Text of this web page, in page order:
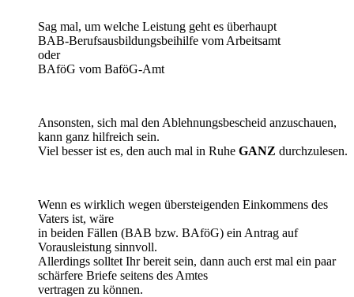
Sag mal, um welche Leistung geht es überhaupt
BAB-Berufsausbildungsbeihilfe vom Arbeitsamt
oder
BAföG vom BaföG-Amt
Ansonsten, sich mal den Ablehnungsbescheid anzuschauen,
kann ganz hilfreich sein.
Viel besser ist es, den auch mal in Ruhe GANZ durchzulesen.
Wenn es wirklich wegen übersteigenden Einkommens des
Vaters ist, wäre
in beiden Fällen (BAB bzw. BAföG) ein Antrag auf
Vorausleistung sinnvoll.
Allerdings solltet Ihr bereit sein, dann auch erst mal ein paar
schärfere Briefe seitens des Amtes
vertragen zu können.